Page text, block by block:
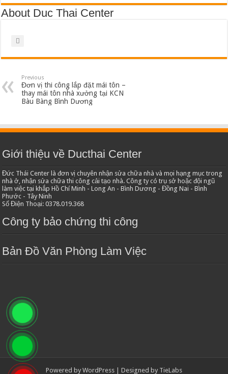
KCN
Bàu
Bàng
About Duc Thai Center
Previous
Đơn vị thi công lắp đặt mái tôn –
thay mái tôn nhà xưởng tại KCN
Bàu Bàng Bình Dương
Giới thiệu về Ducthai Center
Đức Thái Center là đơn vị chuyên nhận sửa chữa nhà và mọi hạng mục trong
nhà ở, nhận sửa chữa thi công cải tạo nhà. Công ty có trụ sở hoặc đội ngũ
làm việc tại khắp Hồ Chí Minh - Long An - Bình Dương - Đồng Nai - Bình
Phước - Tây Ninh
Số Điện Thoại: 0378.019.368
Công ty bảo chứng thi công
Bản Đồ Văn Phòng Làm Việc
Powered by WordPress | Designed by TieLabs